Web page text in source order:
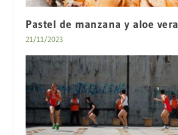
Pastel de manzana y aloe vera
21/11/2023